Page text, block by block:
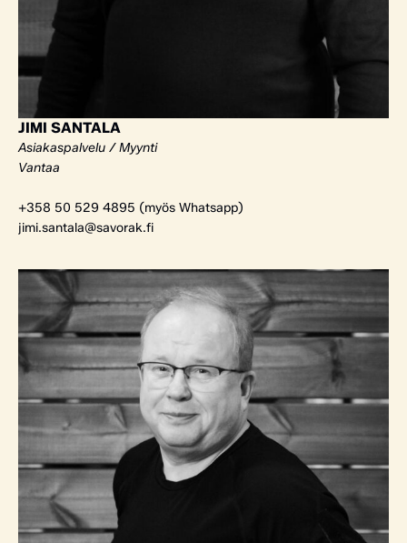
JIMI SANTALA
Asiakaspalvelu / Myynti
Vantaa
+358 50 529 4895 (myös Whatsapp)
jimi.santala@savorak.fi